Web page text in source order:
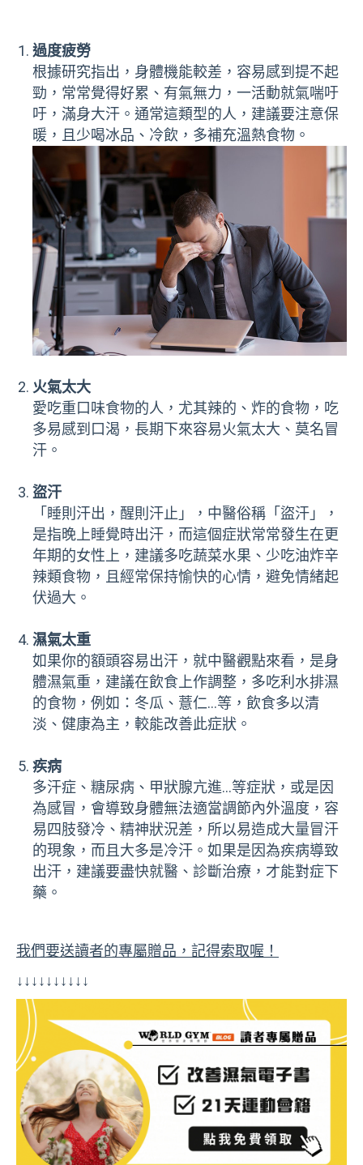
過度疲勞
根據研究指出，身體機能較差，容易感到提不起
勁，常常覺得好累、有氣無力，一活動就氣喘吁
吁，滿身大汗。通常這類型的人，建議要注意保
暖，且少喝冰品、冷飲，多補充溫熱食物。
火氣太大
愛吃重口味食物的人，尤其辣的、炸的食物，吃
多易感到口渴，長期下來容易火氣太大、莫名冒
汗。
盜汗
「睡則汗出，醒則汗止」，中醫俗稱「盜汗」，
是指晚上睡覺時出汗，而這個症狀常常發生在更
年期的女性上，建議多吃蔬菜水果、少吃油炸辛
辣類食物，且經常保持愉快的心情，避免情緒起
伏過大。
濕氣太重
如果你的額頭容易出汗，就中醫觀點來看，是身
體濕氣重，建議在飲食上作調整，多吃利水排濕
的食物，例如：冬瓜、薏仁…等，飲食多以清
淡、健康為主，較能改善此症狀。
疾病
多汗症、糖尿病、甲狀腺亢進…等症狀，或是因
為感冒，會導致身體無法適當調節內外溫度，容
易四肢發冷、精神狀況差，所以易造成大量冒汗
的現象，而且大多是冷汗。如果是因為疾病導致
出汗，建議要盡快就醫、診斷治療，才能對症下
藥。
我們要送讀者的專屬贈品，記得索取喔！
↓↓↓↓↓↓↓↓↓↓